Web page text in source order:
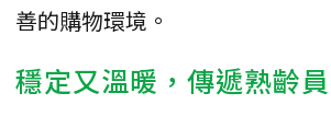
善的購物環境。
穩定又溫暖，傳遞熟齡